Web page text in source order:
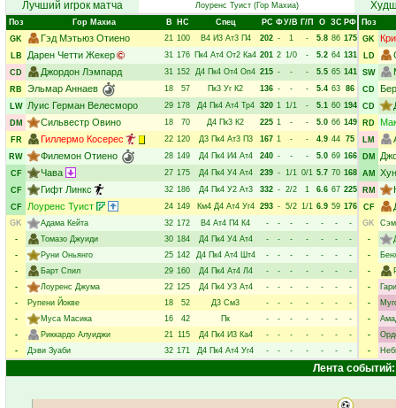
Лучший игрок матча
Лоуренс Туист(Гор Махиа)
Поз Гор Махиа В НC Спец РC ФУ/В Г/П О ЗС РФ
GK
Гэд Мэтьюз Отиено 21 100 В4 И3 Ат3 П4 202 - 1 - 5.8 86 175
LB
Дарен Четти Жекер 31 176 Пк4 Ат4 От2 Ка4 201 2 1/0 - 5.2 64 131
CD
Джордон Лэмпард 31 152 Д4 Пк4 От4 Оп4 215 - - - 5.5 65 141
RB
Эльмар Аннаев 18 57 Пк3 Уг К2 136 - - - 5.4 63 86
LW
Луис Герман Велесморо 29 178 Д4 Пк4 Ат4 Тр4 320 1 1/1 - 5.1 60 194
DM
Сильвестр Овино 18 70 Д4 Пк3 К2 225 1 - - 5.0 66 149
FR
Гиллермо Косерес 22 120 Д3 Пк4 Ат3 П3 167 1 - - 4.9 44 75
RW
Филемон Отиено 28 149 Д4 Пк4 И4 Ат4 240 - - - 5.0 69 166
CF
Чава 27 175 Д4 Пк4 У4 Ат4 239 - 1/1 0/1 5.7 70 168
CF
Гифт Линкс 32 186 Д4 Пк4 У2 Ат3 332 - 2/2 1 6.6 67 225
CF
Лоуренс Туист 24 149 Км4 Д4 Ат4 Уг4 293 - 5/2 1/1 6.9 59 176
GK
Адама Кейта 32 172 В4 Ат4 П4 К4 - - - - - -
-
-
Томазо Джуиди 30 184 Д4 Пк4 У4 Ат4 - - - - - -
-
-
Руни Оньянго 25 142 Д4 Пк4 Ат4 Шт4 - - - - - -
-
-
Барт Спил 29 160 Д4 Пк4 Ат4 Л4 - - - - - -
-
-
Лоуренс Джума 22 125 Д4 Пк4 У3 Ат4 - - - - - -
-
-
Рупени Йокве 18 52 Д3 См3 - - - - - -
-
-
Муса Масика 16 42 Пк - - - - - -
-
-
Риккардо Алуиджи 21 115 Д4 Пк4 И3 Ка4 - - - - - -
-
-
Дэви Зуаби 32 171 Д4 Пк4 Ат4 Уг4 - - - - - - -
Поз
GK
LD
SW
CD
CD
RD
LM
DM
AM
RM
CF
GK
-
-
-
-
-
-
-
-
Лента событий: